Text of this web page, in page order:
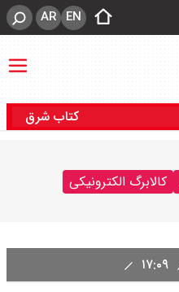
EN
AR
کتاب شرق
کالابرگ الکترونیکی